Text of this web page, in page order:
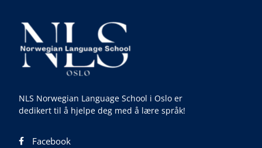
NLS Norwegian Language School i Oslo er
dedikert til å hjelpe deg med å lære språk!
Facebook